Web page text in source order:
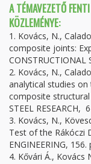
A TÉMAVEZETŐ
KÖZLEMÉNYE:
1. Kovács, N.,
composite joints:
CONSTRUCTIONAL
2. Kovács, N.,
analytical studies
composite structural
STEEL RESEARCH,
3. Kovács, N.,
Test of the Rákóczi
ENGINEERING, 156.
4. Kővári Á., Kovács